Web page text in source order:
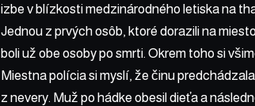
izbe v blízkosti medzinárodného letiska na
Jednou z prvých osôb, ktoré dorazili na
boli už obe osoby po smrti. Okrem toho si
Miestna polícia si myslí, že činu
z nevery. Muž po hádke obesil dieťa a